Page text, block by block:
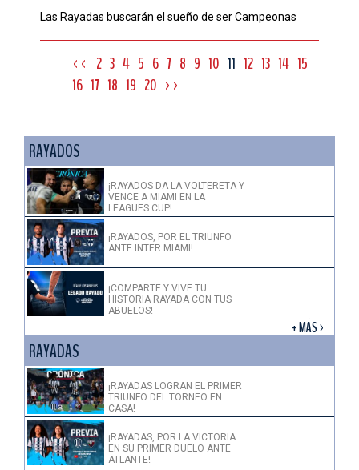
Las Rayadas buscarán el sueño de ser Campeonas
<< 2 3 4 5 6 7 8 9 10 11 12 13 14 15
16 17 18 19 20 >>
RAYADOS
¡RAYADOS DA LA VOLTERETA Y
VENCE A MIAMI EN LA
LEAGUES CUP!
¡RAYADOS, POR EL TRIUNFO
ANTE INTER MIAMI!
¡COMPARTE Y VIVE TU
HISTORIA RAYADA CON TUS
ABUELOS!
+ MÁS >
RAYADAS
¡RAYADAS LOGRAN EL PRIMER
TRIUNFO DEL TORNEO EN
CASA!
¡RAYADAS, POR LA VICTORIA
EN SU PRIMER DUELO ANTE
ATLANTE!